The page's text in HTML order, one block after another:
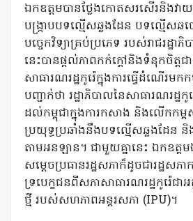
ឯកឧត្តមបានថ្លែងកោតសរសើរនិងវាយ
បង្រ្កាបបទល្មើសឆ្លងដែន បទល្មើសឆ
បច្ចេកវិទ្យាគ្រប់ប្រភេទ របស់រាជរដ្ឋា
នេះបានផ្តល់ភាពកក់ក្តៅនិងទំនុកចិត្តជ
សាធារណរដ្ឋកូរ៉េក្នុងការធ្វើដំណើរមក
បញ្ជាក់ថា រដ្ឋាភិបាលនៃសាធារណរដ្ឋ
ដល់កម្ពុជាក្នុងការកសាង និងលើកកម្ព
ប្រយុទ្ធប្រឆាំងនឹងបទល្មើសឆ្លងដែន
តាមអនឡាន។ ជាមួយគ្នានេះ ឯកឧត្តម
សម្តេចប្រធានរដ្ឋសភាក៏ដូចជារដ្ឋសភាក
ទ្របេក្ខជនពីសភាសាធារណរដ្ឋកូរ៉េជា
ថ្មី របស់សហភាពអន្តរសភា (IPU)។